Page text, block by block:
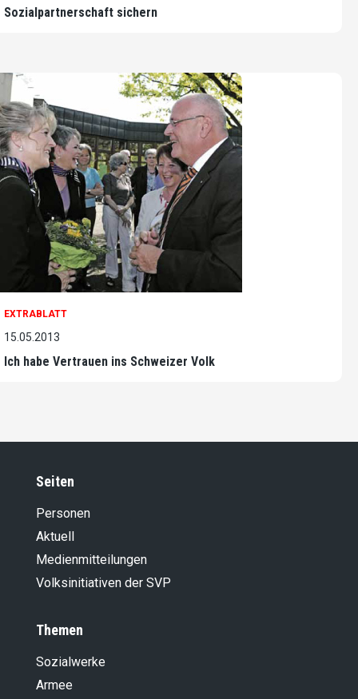
Sozialpartnerschaft sichern
EXTRABLATT
15.05.2013
Ich habe Vertrauen ins Schweizer Volk
Seiten
Personen
Aktuell
Medienmitteilungen
Volksinitiativen der SVP
Themen
Sozialwerke
Armee